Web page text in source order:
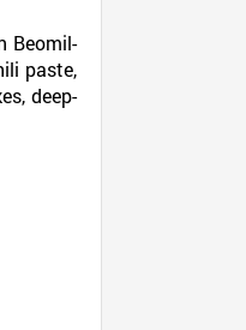
Beomil-
paste,
deep-